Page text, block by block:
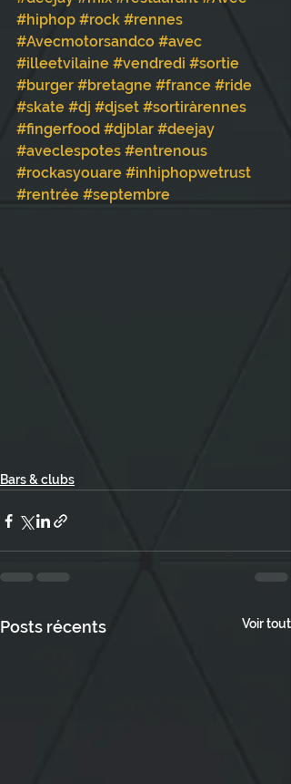
#hiphop #rock #rennes
#Avecmotorsandco #avec
#illeetvilaine #vendredi #sortie
#burger #bretagne #france #ride
#skate #dj #djset #sortiràrennes
#fingerfood #djblar #deejay
#aveclespotes #entrenous
#rockasyouare #inhiphopwetrust
#rentrée #septembre
Bars & clubs
Posts récents Voir tout